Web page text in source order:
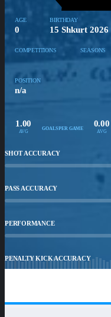
AGE
0
BIRTHDAY
15 Shkurt 2026
COMPETITIONS SEASONS
POSITION
n/a
1.00
AVG GOALS PER GAME
0.00
AVG
SHOT ACCURACY
PASS ACCURACY
PERFORMANCE
PENALTY KICK ACCURACY